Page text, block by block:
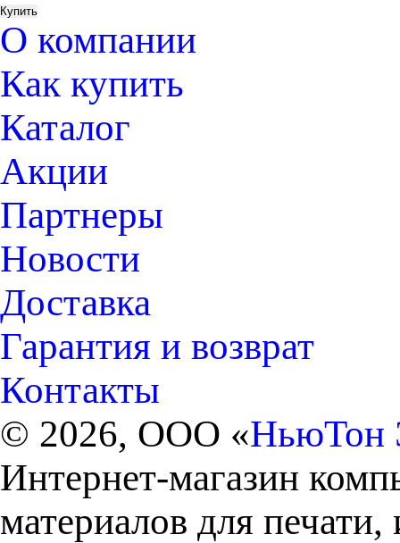
О компании
Как купить
Каталог
Акции
Партнеры
Новости
Доставка
Гарантия и возврат
Контакты
© 2026, ООО «НьюТон
Интернет-магазин
материалов для